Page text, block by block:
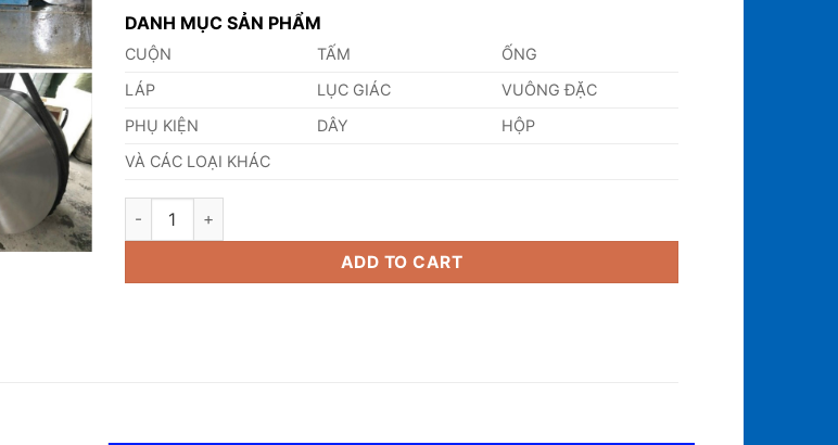
DANH MỤC SẢN PHẨM
CUỘN TẤM
ỐNG
LÁP
LỤC GIÁC
VUÔNG ĐẶC
PHỤ KIỆN
DÂY
HỘP
VÀ CÁC LOẠI KHÁC
Láp Inox 201 Phi 560mm quantity
ADD TO CART